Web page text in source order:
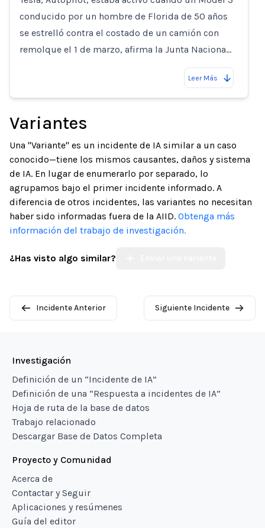
conducido por un hombre de Florida de 50 años
se estrelló contra el costado de un camión con
remolque el 1 de marzo, afirma la Junta Naciona…
Leer Más
Variantes
Una "Variante" es un incidente de IA similar a un caso
conocido—tiene los mismos causantes, daños y sistema
de IA. En lugar de enumerarlo por separado, lo
agrupamos bajo el primer incidente informado. A
diferencia de otros incidentes, las variantes no necesitan
haber sido informadas fuera de la AIID. Obtenga más
información del trabajo de investigación.
¿Has visto algo similar?
Incidente Anterior Siguiente Incidente
Investigación
Definición de un “Incidente de IA”
Definición de una “Respuesta a incidentes de IA”
Hoja de ruta de la base de datos
Trabajo relacionado
Descargar Base de Datos Completa
Proyecto y Comunidad
Acerca de
Contactar y Seguir
Aplicaciones y resúmenes
Guía del editor